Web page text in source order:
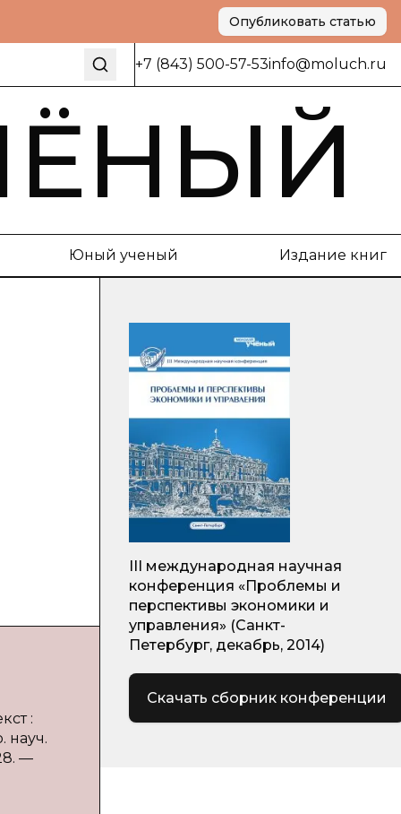
Опубликовать статью
+7 (843) 500-57-53info@moluch.ru
Юный ученый Издание книг
:
науч.
—
III международная научная
конференция «Проблемы и
перспективы экономики и
управления» (Санкт-
Петербург, декабрь, 2014)
Скачать сборник конференции